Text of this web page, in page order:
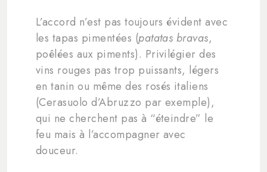
L’accord n’est pas toujours évident avec
les tapas pimentées (patatas bravas,
poêlées aux piments). Privilégier des
vins rouges pas trop puissants, légers
en tanin ou même des rosés italiens
(Cerasuolo d’Abruzzo par exemple),
qui ne cherchent pas à “éteindre” le
feu mais à l’accompagner avec
douceur.